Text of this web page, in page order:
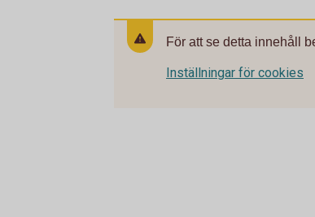
För att se detta innehåll
Inställningar för cookies